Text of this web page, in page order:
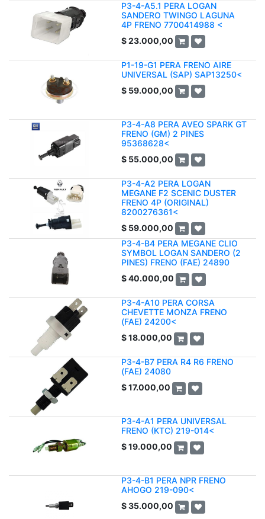
P3-4-A5.1 PERA LOGAN
SANDERO TWINGO LAGUNA
4P FRENO 7700414988 <
$23.000,00
P1-19-G1 PERA FRENO AIRE
UNIVERSAL (SAP) SAP13250<
$ 59.000,00
P3-4-A8 PERA AVEO SPARK GT
FRENO (GM) 2 PINES
95368628<
$ 55.000,00
P3-4-A2 PERA LOGAN
MEGANE F2 SCENIC DUSTER
FRENO 4P (ORIGINAL)
8200276361<
$ 59.000,00
P3-4-B4 PERA MEGANE CLIO
SYMBOL LOGAN SANDERO (2
PINES) FRENO (FAE) 24890
$40.000,00
P3-4-A10 PERA CORSA
CHEVETTE MONZA FRENO
(FAE) 24200<
$18.000,00
P3-4-B7 PERA R4 R6 FRENO
(FAE) 24080
$17.000,00
P3-4-A1 PERA UNIVERSAL
FRENO (KTC) 219-014<
$19.000,00
P3-4-B1 PERA NPR FRENO
AHOGO 219-090<
$35.000,00